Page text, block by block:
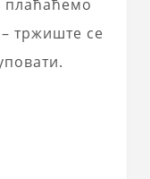
плаћаћемо
тржиште се